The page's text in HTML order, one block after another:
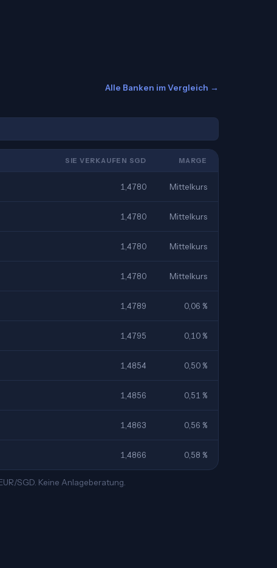
Alle Banken im Vergleich →
SIE VERKAUFEN SGD MARGE
1,4780 Mittelkurs
1,4780 Mittelkurs
1,4780 Mittelkurs
1,4780 Mittelkurs
1,4789 0,06 %
1,4795 0,10 %
1,4854 0,50 %
1,4856 0,51 %
1,4863 0,56 %
1,4866 0,58 %
SGD. Keine Anlageberatung.